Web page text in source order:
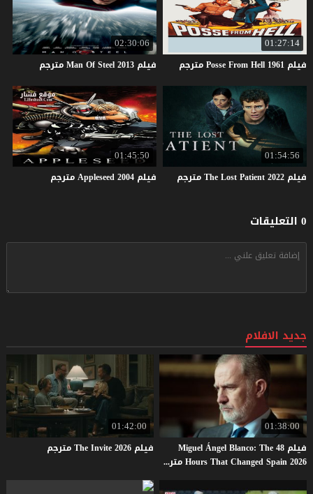
01:27:14
فيلم PosseFromHell 1961 مترجم
02:30:06
فيلم ManOfSteel2013 مترجم
01:54:56
فيلم TheLostPatient2022 مترجم
01:45:50
فيلم Appleseed2004 مترجم
0 التعليقات
جديد الافلام
01:38:00
فيلم Miguel Ángel Blanco: The 48
Hours That Changed Spain 2026 مترجم
01:42:00
فيلم TheInvite2026 مترجم